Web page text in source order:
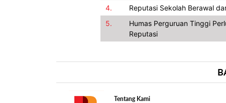
4.
Reputasi Sekolah Berawal
5.
Humas Perguruan Tinggi
Reputasi
Tentang Kami